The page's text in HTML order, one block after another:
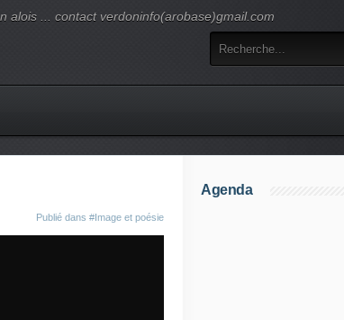
alois ... contact verdoninfo(arobase)gmail.com
Publié dans #Image et poésie
Agenda